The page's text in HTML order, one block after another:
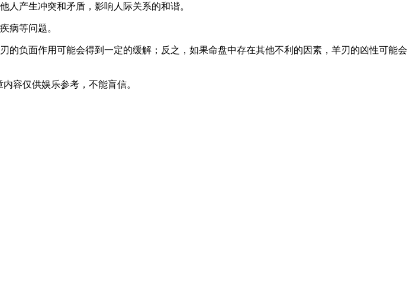
人产生冲突和矛盾，影响人际关系的和谐。
病等问题。
负面作用可能会得到一定的缓解；反之，如果命盘中存在其他不利的因素，羊刃的凶性可能会
容仅供娱乐参考，不能盲信。